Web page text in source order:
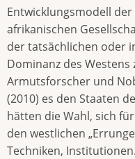
Entwicklungsmodell
afrikanischen
der tatsächlichen oder
Dominanz des
Armutsforscher und
(2010) es den Staaten
hätten die Wahl, sich
den westlichen
Techniken,